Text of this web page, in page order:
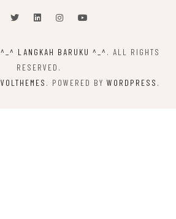
^_^ LANGKAH BARUKU ^_^ . ALL RIGHTS
RESERVED.
VOLTHEMES . POWERED BY WORDPRESS .